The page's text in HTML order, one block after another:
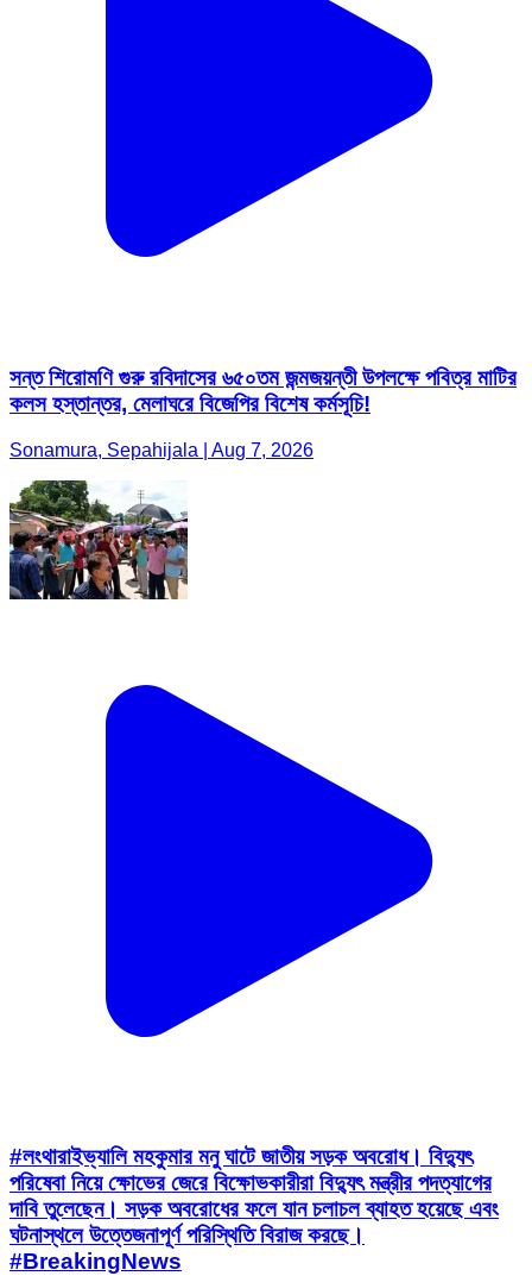
সন্ত শিরোমণি গুরু রবিদাসের ৬৫০তম জন্মজয়ন্তী উপলক্ষে পবিত্র মাটির
কলস হস্তান্তর, মেলাঘরে বিজেপির বিশেষ কর্মসূচি!
Sonamura, Sepahijala | Aug 7, 2026
#লংথারাইভ্যালি মহকুমার মনু ঘাটে জাতীয় সড়ক অবরোধ। বিদ্যুৎ
পরিষেবা নিয়ে ক্ষোভের জেরে বিক্ষোভকারীরা বিদ্যুৎ মন্ত্রীর পদত্যাগের
দাবি তুলেছেন। সড়ক অবরোধের ফলে যান চলাচল ব্যাহত হয়েছে এবং
ঘটনাস্থলে উত্তেজনাপূর্ণ পরিস্থিতি বিরাজ করছে।
#BreakingNews